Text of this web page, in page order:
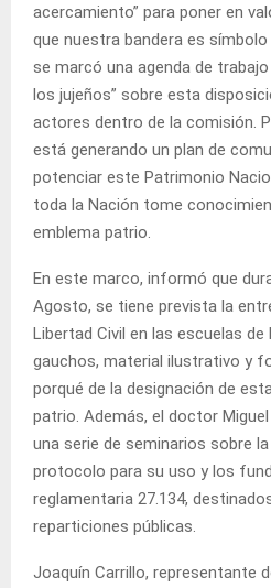
acercamiento” para poner en
que nuestra bandera es
se marcó una agenda de
los jujeños” sobre esta
actores dentro de la comisión.
está generando un plan de
potenciar este Patrimonio
toda la Nación tome
emblema patrio.
En este marco, informó que
Agosto, se tiene prevista la
Libertad Civil en las escuelas de
gauchos, material ilustrativo y
porqué de la designación de
patrio. Además, el doctor
una serie de seminarios sobre
protocolo para su uso y los
reglamentaria 27.134,
reparticiones públicas.
Joaquín Carrillo, representante